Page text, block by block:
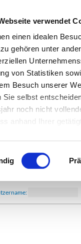
verwendet
einen idealen
gehören unter
von Statistiken
Besuch unserer
Sie selbst
noch nicht
anhand Ihrer